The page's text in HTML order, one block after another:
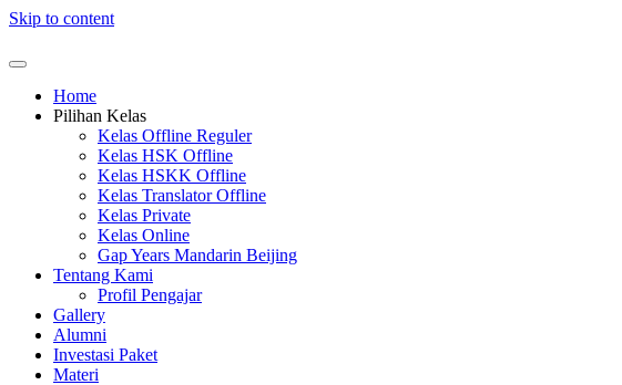
Skip to content
Home
Pilihan Kelas
Kelas Offline Reguler
Kelas HSK Offline
Kelas HSKK Offline
Kelas Translator Offline
Kelas Private
Kelas Online
Gap Years Mandarin Beijing
Tentang Kami
Profil Pengajar
Gallery
Alumni
Investasi Paket
Materi